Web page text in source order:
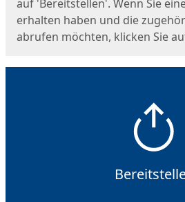
auf 'Bereitstellen'. Wenn Sie
erhalten haben und die
abrufen möchten, klicken Sie